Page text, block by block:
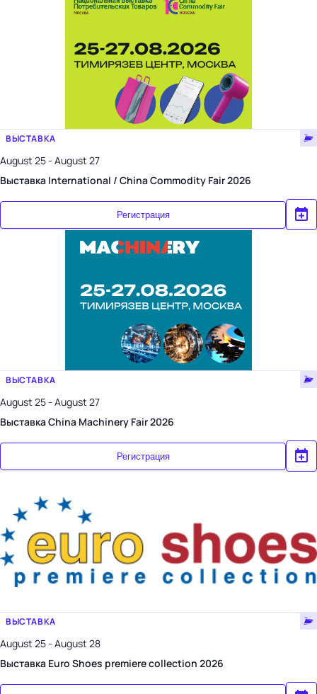
ВЫСТАВКА
August 25 - August 27
Выставка International / China Commodity Fair 2026
Регистрация
ВЫСТАВКА
August 25 - August 27
Выставка China Machinery Fair 2026
Регистрация
ВЫСТАВКА
August 25 - August 28
Выставка Euro Shoes premiere collection 2026